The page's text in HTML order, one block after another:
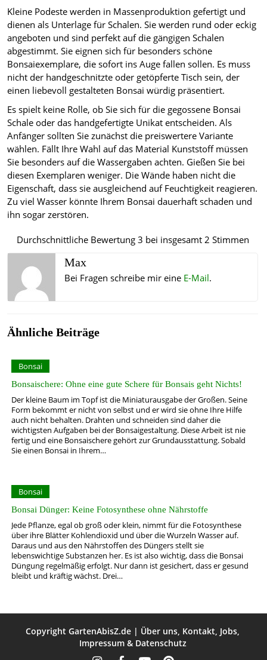
Kleine Podeste werden in Massenproduktion gefertigt und
dienen als Unterlage für Schalen. Sie werden rund oder eckig
angeboten und sind perfekt auf die gängigen Schalen
abgestimmt. Sie eignen sich für besonders schöne
Bonsaiexemplare, die sofort ins Auge fallen sollen. Es muss
nicht der handgeschnitzte oder getöpferte Tisch sein, der
einen liebevoll gestalteten Bonsai würdig präsentiert.
Es spielt keine Rolle, ob Sie sich für die gegossene Bonsai
Schale oder das handgefertigte Unikat entscheiden. Als
Anfänger sollten Sie zunächst die preiswertere Variante
wählen. Fällt Ihre Wahl auf das Material Kunststoff müssen
Sie besonders auf die Wassergaben achten. Gießen Sie bei
diesen Exemplaren weniger. Die Wände haben nicht die
Eigenschaft, dass sie ausgleichend auf Feuchtigkeit reagieren.
Zu viel Wasser könnte Ihrem Bonsai dauerhaft schaden und
ihn sogar zerstören.
Durchschnittliche Bewertung3 bei insgesamt2 Stimmen
Max
Bei Fragen schreibe mir eine E-Mail.
Ähnliche Beiträge
Bonsai
Bonsaischere: Ohne eine gute Schere für Bonsais geht Nichts!
Der kleine Baum im Topf ist die Miniaturausgabe der Großen. Seine
Form bekommt er nicht von selbst und er wird sie ohne Ihre Hilfe
auch nicht behalten. Drahten und schneiden sind daher die
wichtigsten Aufgaben bei der Bonsaigestaltung. Diese Arbeit ist nie
fertig und eine Bonsaischere gehört zur Grundausstattung. Sobald
Sie einen Bonsai in Ihrem…
Bonsai
Bonsai Dünger: Keine Fotosynthese ohne Nährstoffe
Jede Pflanze, egal ob groß oder klein, nimmt für die Fotosynthese
über ihre Blätter Kohlendioxid und über die Wurzeln Wasser auf.
Daraus und aus den Nährstoffen des Düngers stellt sie
lebenswichtige Substanzen her. Es ist also wichtig, dass die Bonsai
Düngung regelmäßig erfolgt. Nur dann ist gesichert, dass er gesund
bleibt und kräftig wächst. Drei…
Copyright GartenAbisZ.de | Über uns, Kontakt, Jobs,
Impressum& Datenschutz